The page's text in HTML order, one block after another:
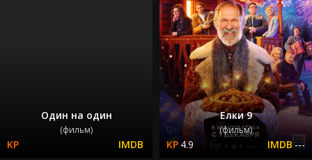
Один на один
(фильм)
Елки 9
(фильм)
4.9 ---